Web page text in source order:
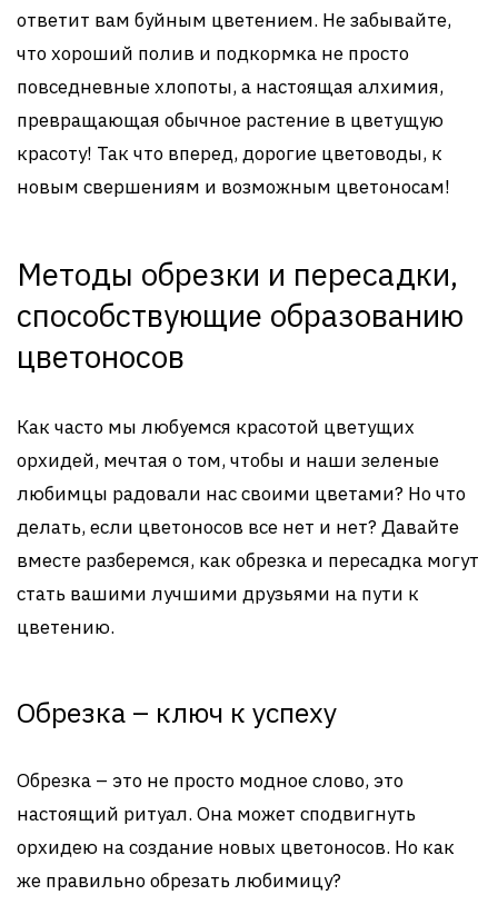
ответит вам буйным цветением. Не забывайте,
что хороший полив и подкормка не просто
повседневные хлопоты, а настоящая алхимия,
превращающая обычное растение в цветущую
красоту! Так что вперед, дорогие цветоводы, к
новым свершениям и возможным цветоносам!
Методы обрезки и пересадки,
способствующие образованию
цветоносов
Как часто мы любуемся красотой цветущих
орхидей, мечтая о том, чтобы и наши зеленые
любимцы радовали нас своими цветами? Но что
делать, если цветоносов все нет и нет? Давайте
вместе разберемся, как обрезка и пересадка могут
стать вашими лучшими друзьями на пути к
цветению.
Обрезка – ключ к успеху
Обрезка – это не просто модное слово, это
настоящий ритуал. Она может сподвигнуть
орхидею на создание новых цветоносов. Но как
же правильно обрезать любимицу?